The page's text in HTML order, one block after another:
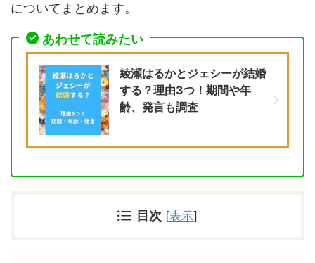
についてまとめます。
あわせて読みたい
綾瀬はるかとジェシーが結婚
する？理由3つ！期間や年
齢、発言も調査
目次 [表示]